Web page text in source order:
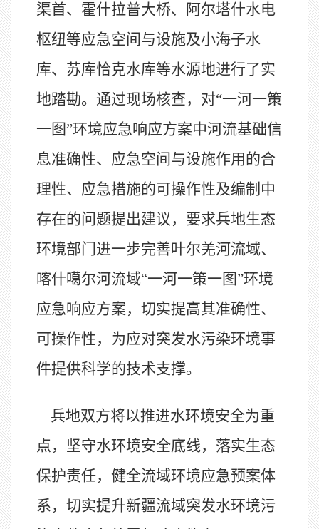
渠首、霍什拉普大桥、阿尔塔什水电
枢纽等应急空间与设施及小海子水
库、苏库恰克水库等水源地进行了实
地踏勘。通过现场核查，对“一河一策
一图”环境应急响应方案中河流基础信
息准确性、应急空间与设施作用的合
理性、应急措施的可操作性及编制中
存在的问题提出建议，要求兵地生态
环境部门进一步完善叶尔羌河流域、
喀什噶尔河流域“一河一策一图”环境
应急响应方案，切实提高其准确性、
可操作性，为应对突发水污染环境事
件提供科学的技术支撑。
兵地双方将以推进水环境安全为重
点，坚守水环境安全底线，落实生态
保护责任，健全流域环境应急预案体
系，切实提升新疆流域突发水环境污